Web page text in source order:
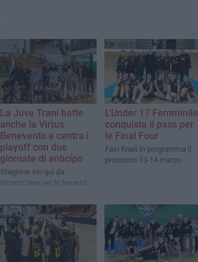
La Juve Trani batte
anche la Virtus
Benevento e centra i
playoff con due
giornate di anticipo
Stagione sin qui da
incorniciare per le tranesi!
L’Under 17 Femminile
conquista il pass per
le Final Four
Fasi finali in programma il
prossimo 13-14 marzo